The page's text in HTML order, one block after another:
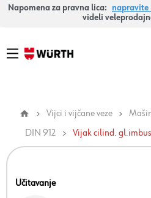
Napomena za pravna lica: napravite
videli
Vijci i vijčane veze
DIN 912
Vijak cilind.
Učitavanje